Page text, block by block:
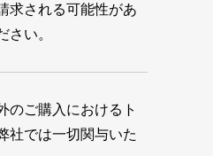
求される可能性があ
さい。
のご購入におけるト
社では一切関与いた